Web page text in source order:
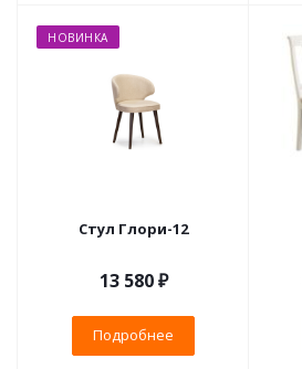
НОВИНКА
Стул Глори-12
13 580 ₽
Подробнее